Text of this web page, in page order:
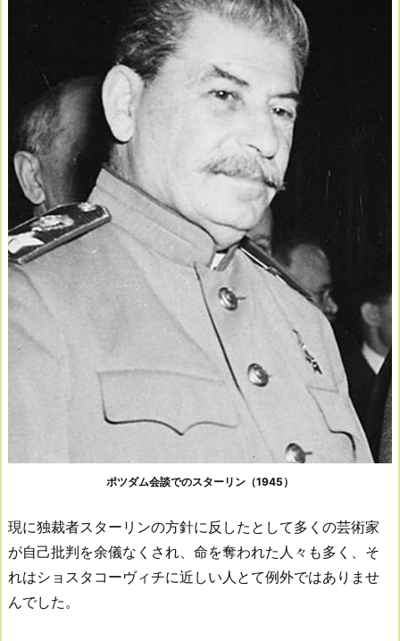
ポツダム会談でのスターリン（1945）
現に独裁者スターリンの方針に反したとして多くの芸術家
が自己批判を余儀なくされ、命を奪われた人々も多く、そ
れはショスタコーヴィチに近しい人とて例外ではありませ
んでした。